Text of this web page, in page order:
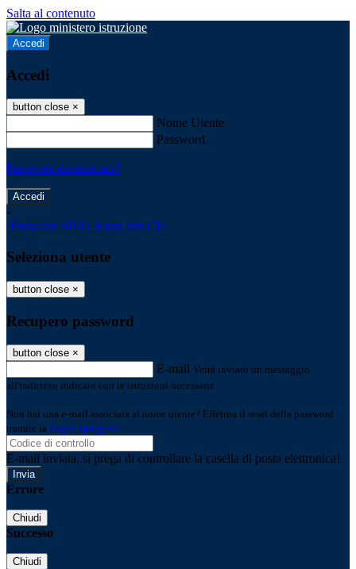
Salta al contenuto
Accedi
Accedi
button close ×
Nome Utente
Password
Password dimenticata?
-
Entra con SPID Entra con CIE
Seleziona utente
button close ×
Recupero password
button close ×
E-mail Verrà inviato un messaggio
all'indirizzo indicato con le istruzioni necessarie.
Non hai una e-mail associata al nome utente? Effettua il reset della password
tramite la Login Spaggiari
E-mail inviata, si prega di controllare la casella di posta elettronica!
Errore
Chiudi
Successo
Chiudi